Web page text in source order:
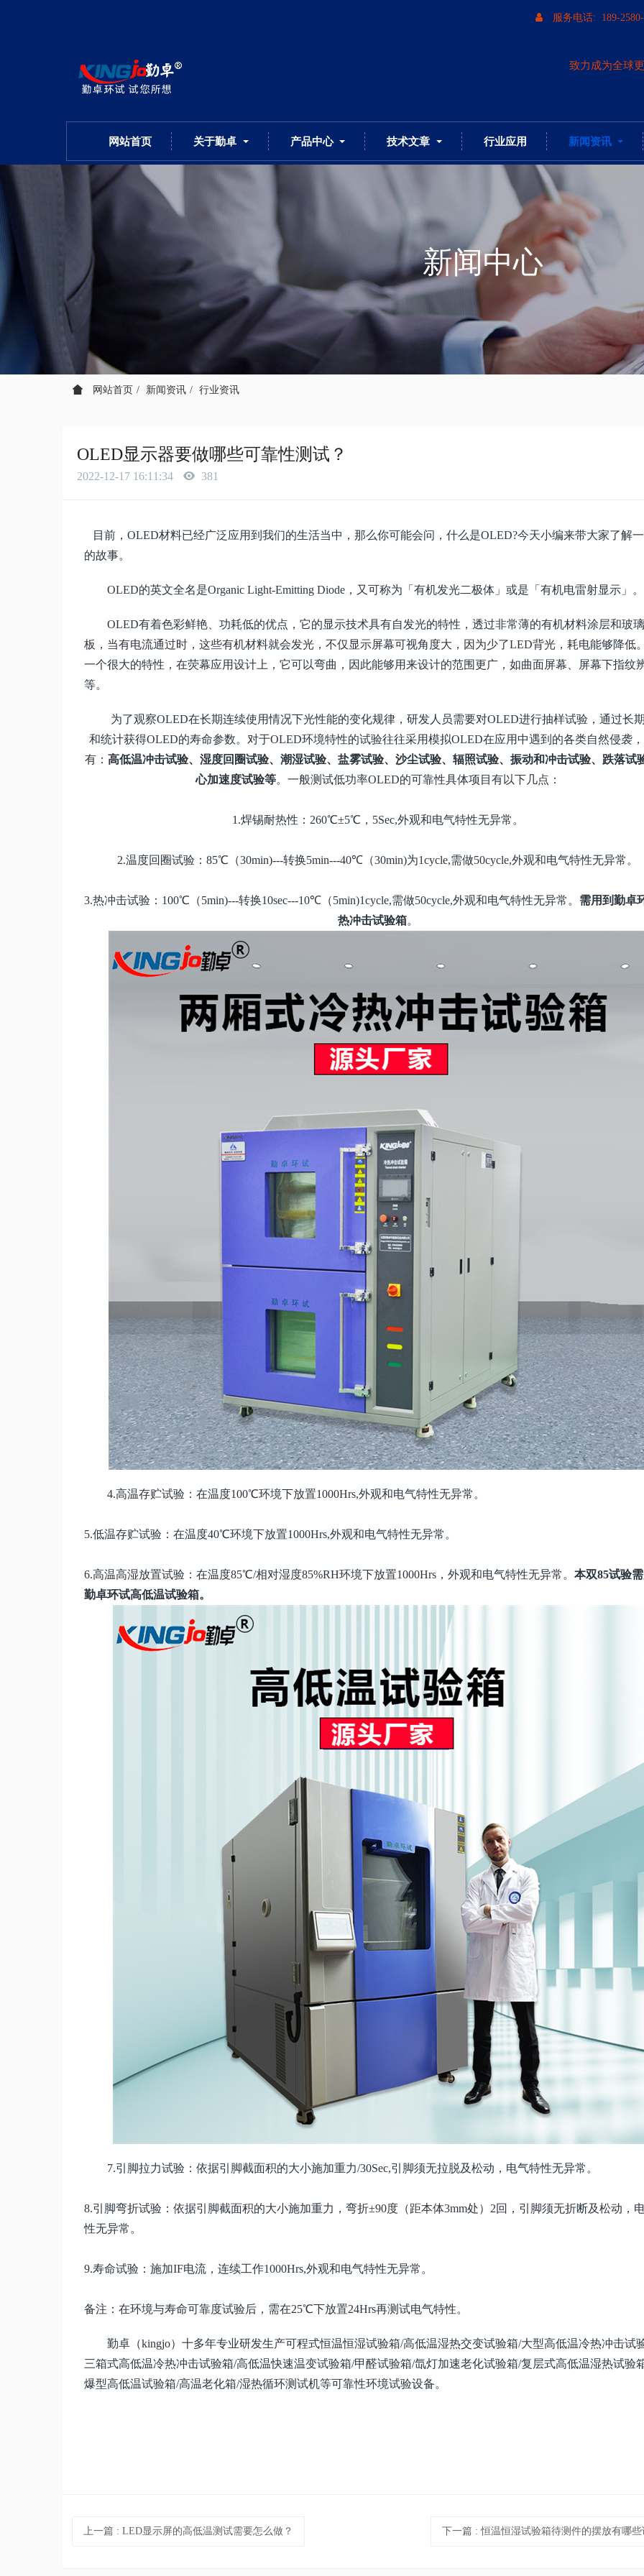
服务电话: 189-
致力成为全球
网站首页 关于勤卓 产品中心 技术文章 行业应用 新闻资讯
新闻中心
网站首页 新闻资讯 行业资讯
OLED显示器要做哪些可靠性测试？
2022-12-17 16:11:34 381
目前， OLED材料已经广泛应用到我们的生活当中，那么你可能会问，什么是OLED?今天小编来带大家了解
的故事。
OLED的英文全名是Organic Light-Emitting Diode，又可称为「有机发光二极体」或是「有机电雷射显示」。
OLED有着色彩鲜艳、功耗低的优点，它的显示技术具有自发光的特性，透过非常薄的有机材料涂层和玻
板，当有电流通过时，这些有机材料就会发光，不仅显示屏幕可视角度大，因为少了LED背光，耗电能够降低
一个很大的特性，在荧幕应用设计上，它可以弯曲，因此能够用来设计的范围更广，如曲面屏幕、屏幕下指纹
等。
为了观察OLED在长期连续使用情况下光性能的变化规律， 研发人员需要对OLED进行抽样试验，通过长
和统计获得OLED的寿命参数。对于OLED环境特性的试验往往采用模拟OLED在应用中遇到的各类自然侵袭
有： 高低温冲击试验、湿度回圈试验、潮湿试验、盐雾试验、沙尘试验、辐照试验、振动和冲击试验、跌落试
心加速度试验等。一般测试低功率OLED的可靠性具体项目有以下几点：
1.焊锡耐热性：260℃±5℃，5Sec,外观和电气特性无异常。
2.温度回圈试验：85℃（30min)---转换5min---40℃（30min)为1cycle,需做50cycle,外观和电气特性无异常。
3.热冲击试验：100℃（5min)---转换10sec---10℃（5min)1cycle,需做50cycle,外观和电气特性无异常。 需用到勤卓
热冲击试验箱。
4.高温存贮试验：在温度100℃环境下放置1000Hrs,外观和电气特性无异常。
5.低温存贮试验：在温度40℃环境下放置1000Hrs,外观和电气特性无异常。
6.高温高湿放置试验：在温度85℃/相对湿度85%RH环境下放置1000Hrs，外观和电气特性无异常。 本双85试验
勤卓环试高低温试验箱。
7.引脚拉力试验：依据引脚截面积的大小施加重力/30Sec,引脚须无拉脱及松动，电气特性无异常。
8.引脚弯折试验：依据引脚截面积的大小施加重力，弯折±90度（距本体3mm处）2回，引脚须无折断及松动，
性无异常。
9.寿命试验：施加IF电流，连续工作1000Hrs,外观和电气特性无异常。
备注：在环境与寿命可靠度试验后，需在25℃下放置24Hrs再测试电气特性。
勤卓（kingjo）十多年专业研发生产可程式恒温恒湿试验箱/高低温湿热交变试验箱/大型高低温冷热冲击试
三箱式高低温冷热冲击试验箱/高低温快速温变试验箱/甲醛试验箱/氙灯加速老化试验箱/复层式高低温湿热试验
爆型高低温试验箱/高温老化箱/湿热循环测试机等可靠性环境试验设备。
上一篇 : LED显示屏的高低温测试需要怎么做？ 下一篇 : 恒温恒湿试验箱待测件的摆放有哪